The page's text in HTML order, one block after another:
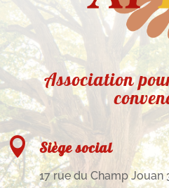
Association
 Siège social
17 rue du Champ Jouan